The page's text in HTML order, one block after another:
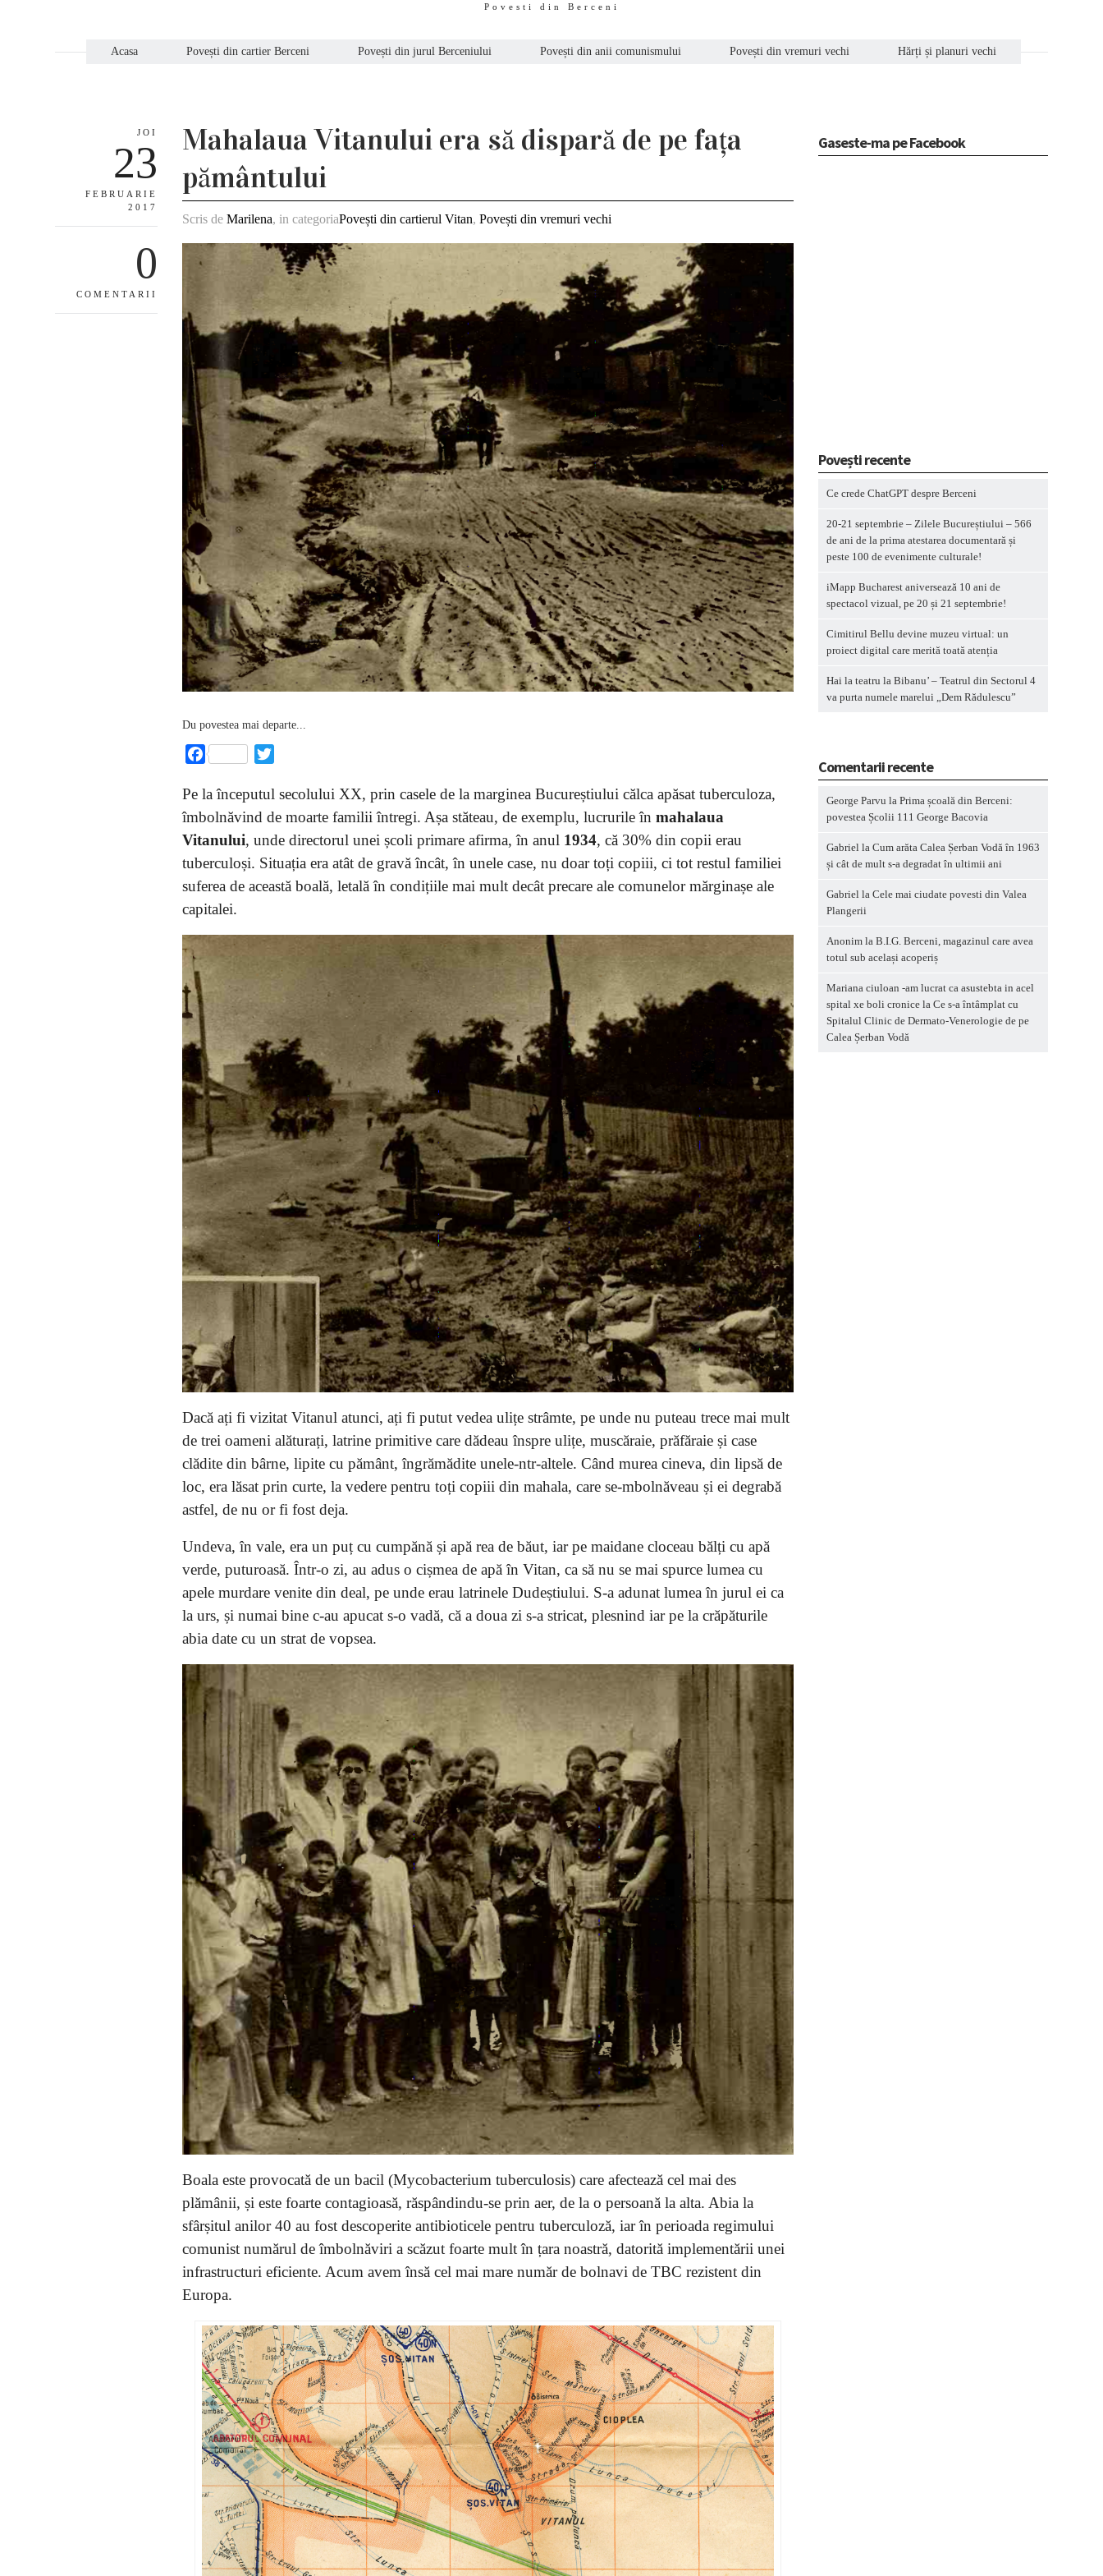
Povesti din Berceni
Acasa Povești din cartier Berceni Povești din jurul Berceniului Povești din anii comunismului Povești din vremuri vechi Hărți și planuri vechi
JOI
23
FEBRUARIE
2017
0
COMENTARII
Mahalaua Vitanului era să dispară de pe fața
pământului
Scris deMarilena, in categoriaPovești din cartierul Vitan,Povești din vremuri vechi
Du povestea mai departe...
Facebook
Pe la începutul secolului XX, prin casele de la marginea Bucureștiului călca apăsat tuberculoza,
îmbolnăvind de moarte familii întregi. Așa stăteau, de exemplu, lucrurile înmahalaua
Vitanului, unde directorul unei școli primare afirma, în anul 1934, că 30% din copii erau
tuberculoși. Situația era atât de gravă încât, în unele case, nu doar toți copiii, ci tot restul familiei
suferea de această boală, letală în condițiile mai mult decât precare ale comunelor mărginașe ale
capitalei.
Dacă ați fi vizitat Vitanul atunci, ați fi putut vedea ulițe strâmte, pe unde nu puteau trece mai mult
de trei oameni alăturați, latrine primitive care dădeau înspre ulițe, muscăraie, prăfăraie și case
clădite din bârne, lipite cu pământ, îngrămădite unele-ntr-altele. Când murea cineva, din lipsă de
loc, era lăsat prin curte, la vedere pentru toți copiii din mahala, care se-mbolnăveau și ei degrabă
astfel, de nu or fi fost deja.
Undeva, în vale, era un puț cu cumpănă și apă rea de băut, iar pe maidane cloceau bălți cu apă
verde, puturoasă. Într-o zi, au adus o cișmea de apă în Vitan, ca să nu se mai spurce lumea cu
apele murdare venite din deal, pe unde erau latrinele Dudeștiului. S-a adunat lumea în jurul ei ca
la urs, și numai bine c-au apucat s-o vadă, că a doua zi s-a stricat, plesnind iar pe la crăpăturile
abia date cu un strat de vopsea.
Boala este provocată de un bacil (Mycobacterium tuberculosis) care afectează cel mai des
plămânii, și este foarte contagioasă, răspândindu-se prin aer, de la o persoană la alta. Abia la
sfârșitul anilor 40 au fost descoperite antibioticele pentru tuberculoză, iar în perioada regimului
comunist numărul de îmbolnăviri a scăzut foarte mult în țara noastră, datorită implementării unei
infrastructuri eficiente. Acum avem însă cel mai mare număr de bolnavi de TBC rezistent din
Europa.
Gaseste-ma pe Facebook
Povești recente
Ce crede ChatGPT despre Berceni
20-21 septembrie – Zilele Bucureștiului – 566
de ani de la prima atestarea documentară și
peste 100 de evenimente culturale!
iMapp Bucharest aniversează 10 ani de
spectacol vizual, pe 20 și 21 septembrie!
Cimitirul Bellu devine muzeu virtual: un
proiect digital care merită toată atenția
Hai la teatru la Bibanu’ – Teatrul din Sectorul 4
va purta numele marelui „Dem Rădulescu”
Comentarii recente
George Parvu la Prima școală din Berceni:
povestea Școlii 111 George Bacovia
Gabriel la Cum arăta Calea Șerban Vodă în 1963
și cât de mult s-a degradat în ultimii ani
Gabriel la Cele mai ciudate povesti din Valea
Plangerii
Anonim la B.I.G. Berceni, magazinul care avea
totul sub același acoperiș
Mariana ciuloan -am lucrat ca asustebta in acel
spital xe boli cronice la Ce s-a întâmplat cu
Spitalul Clinic de Dermato-Venerologie de pe
Calea Șerban Vodă